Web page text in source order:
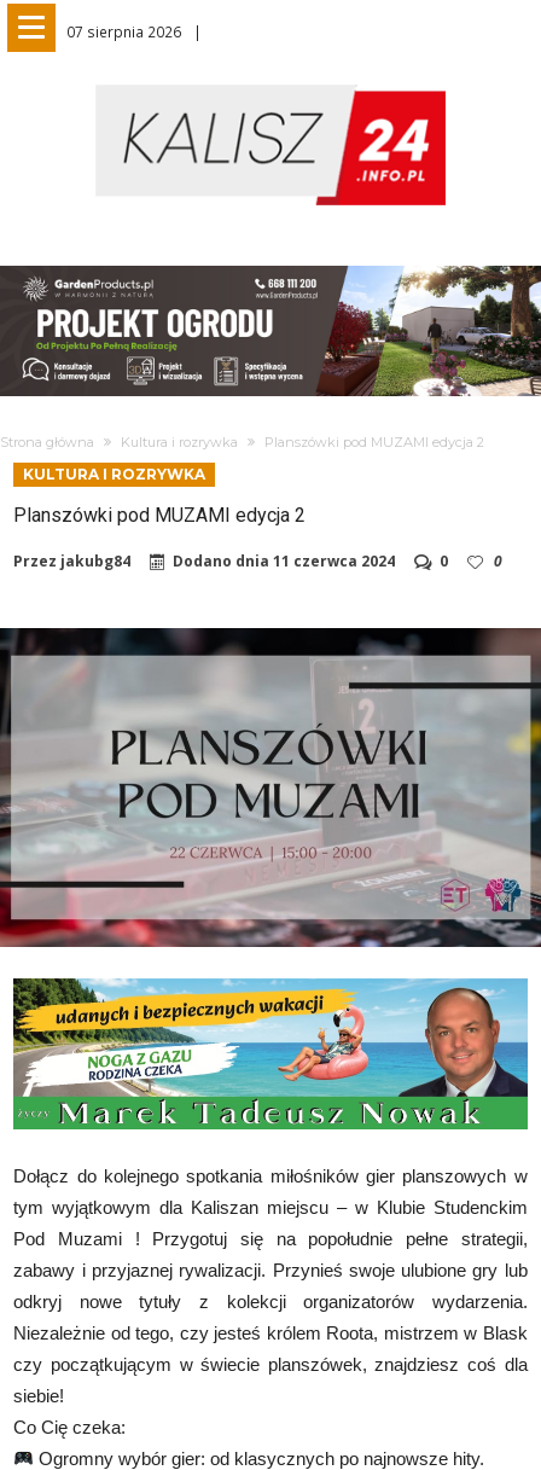
07 sierpnia 2026
Strona główna Kultura i rozrywka Planszówki pod MUZAMI edycja 2
KULTURA I ROZRYWKA
Planszówki pod MUZAMI edycja 2
Przez jakubg84 Dodano dnia11 czerwca 2024 0 0
Dołącz do kolejnego spotkania miłośników gier planszowych w
tym wyjątkowym dla Kaliszan miejscu – w Klubie Studenckim
Pod Muzami ! Przygotuj się na popołudnie pełne strategii,
zabawy i przyjaznej rywalizacji. Przynieś swoje ulubione gry lub
odkryj nowe tytuły z kolekcji organizatorów wydarzenia.
Niezależnie od tego, czy jesteś królem Roota, mistrzem w Blask
czy początkującym w świecie planszówek, znajdziesz coś dla
siebie!
Co Cię czeka:
Ogromny wybór gier: od klasycznych po najnowsze hity.